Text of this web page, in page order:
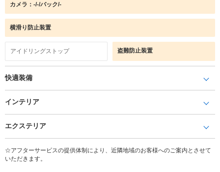
カメラ：-/-/バック/-
横滑り防止装置
アイドリングストップ 盗難防止装置
快適装備
インテリア
エクステリア
☆アフターサービスの提供体制により、近隣地域のお客様へのご案内とさせて
いただきます。